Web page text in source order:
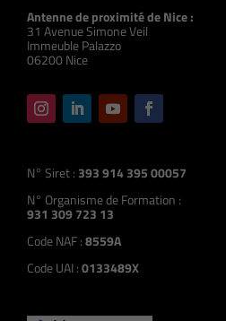
Antenne de proximité de Nice :
31 Avenue Simone Veil
Immeuble Palazzo
06200 Nice
N° Siret : 393 914 395 00057
N° Organisme de Formation :
931 309 723 13
Code NAF :8559A
Code UAI :0133489X